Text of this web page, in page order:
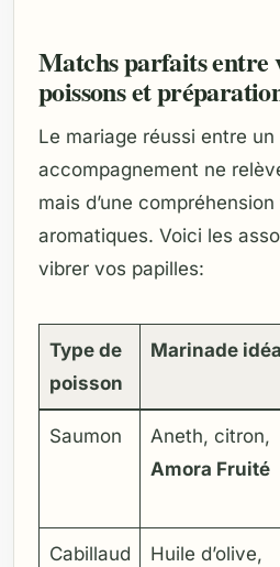
Matchs parfaits entre
poissons et
Le mariage réussi entre
accompagnement ne
mais d’une
aromatiques. Voici les
vibrer vos papilles:
Type de
poisson
Marinade
Saumon
Aneth, citron,
Amora Fruité
Cabillaud
Huile d’olive,